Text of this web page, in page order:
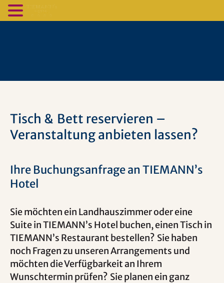
Tisch & Bett reservieren –
Veranstaltung anbieten lassen?
Ihre Buchungsanfrage an TIEMANN’s
Hotel
Sie möchten ein Landhauszimmer oder eine
Suite in TIEMANN’s Hotel buchen, einen Tisch in
TIEMANN’s Restaurant bestellen? Sie haben
noch Fragen zu unseren Arrangements und
möchten die Verfügbarkeit an Ihrem
Wunschtermin prüfen? Sie planen ein ganz